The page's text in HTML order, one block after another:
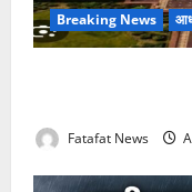
Breaking News
Fatafat News